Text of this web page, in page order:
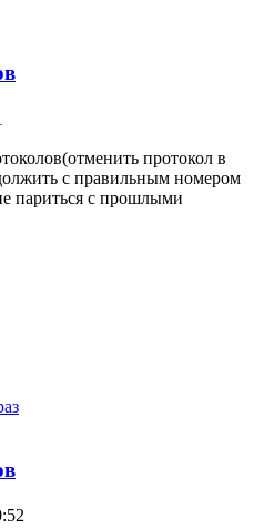
протокол в
с правильным номером
париться с прошлыми